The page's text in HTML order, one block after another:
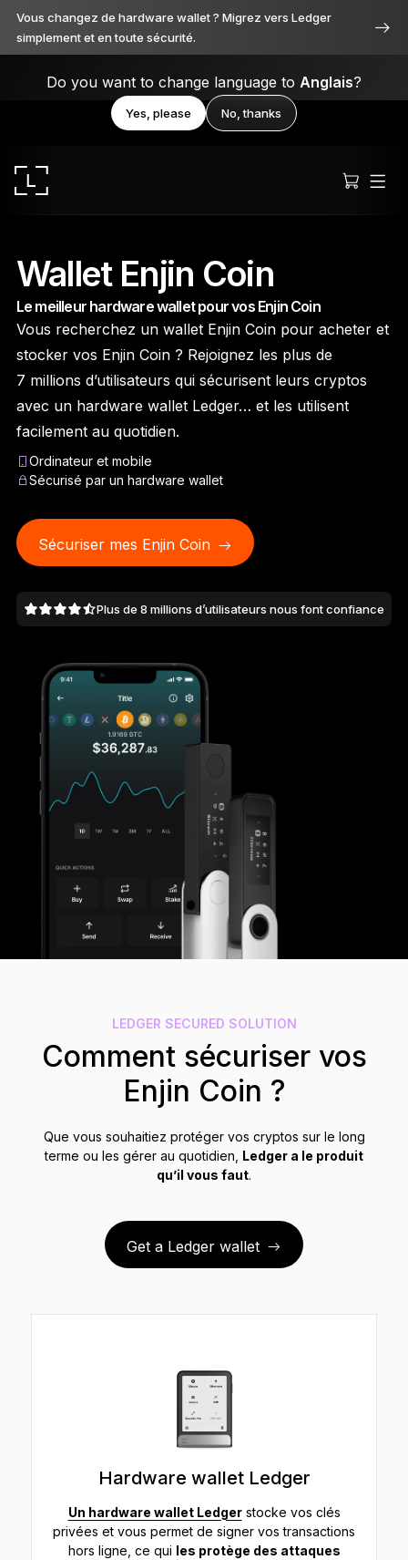
Vous changez de hardware wallet ? Migrez vers Ledger
simplement et en toute sécurité.
Do you want to change language to Anglais?
Yes, please No, thanks
Ledger Stax
Premium sous toutes ses facettes
Ledger Flex
Le nouveau standard
À votre image
Solution à toute épreuve
Découvrir
Bundles et packs
Accessoires
Solutions de récupération
Éditions limitées
Voir tout
Wallet Enjin Coin
Le meilleur hardware wallet pour vos Enjin Coin
Vous recherchez un wallet Enjin Coin pour acheter et
stocker vos Enjin Coin ? Rejoignez les plus de
7 millions d’utilisateurs qui sécurisent leurs cryptos
avec un hardware wallet Ledger… et les utilisent
facilement au quotidien.
Ordinateur et mobile
Sécurisé par un hardware wallet
Sécuriser mes Enjin Coin
Plus de 8 millions d’utilisateurs nous font confiance
LEDGER SECURED SOLUTION
Comment sécuriser vos
Enjin Coin ?
Que vous souhaitiez protéger vos cryptos sur le long
terme ou les gérer au quotidien, Ledger a le produit
qu’il vous faut.
Get a Ledger wallet
Hardware wallet Ledger
Un hardware wallet Ledgerstocke vos clés
privées et vous permet de signer vos transactions
hors ligne, ce qui les protège des attaques